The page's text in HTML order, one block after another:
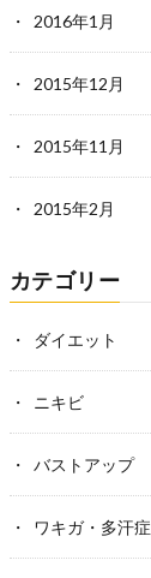
2016年1月
2015年12月
2015年11月
2015年2月
カテゴリー
ダイエット
ニキビ
バストアップ
ワキガ・多汗症